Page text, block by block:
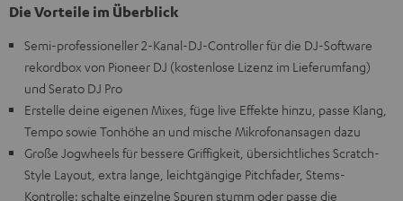
Die Vorteile im Überblick
Semi-professioneller 2-Kanal-DJ-Controller für die DJ-Software
rekordbox von Pioneer DJ (kostenlose Lizenz im Lieferumfang)
und Serato DJ Pro
Erstelle deine eigenen Mixes, füge live Effekte hinzu, passe Klang,
Tempo sowie Tonhöhe an und mische Mikrofonansagen dazu
Große Jogwheels für bessere Griffigkeit, übersichtliches Scratch-
Style Layout, extra lange, leichtgängige Pitchfader, Stems-
Kontrolle: schalte einzelne Spuren stumm oder passe die